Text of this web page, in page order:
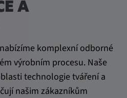
A
komplexní odborné
výrobním procesu. Naše
technologie tváření a
našim zákazníkům